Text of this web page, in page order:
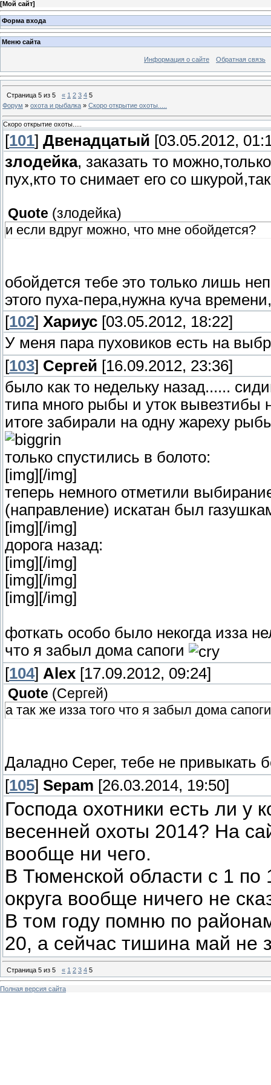
[Мой сайт]
Форма входа
Меню сайта
Информация о сайте Обратная связь
Страница 5 из 5 « 1 2 3 4 5
Форум » охота и рыбалка » Скоро открытие охоты.....
Скоро открытие охоты.....
[101] Двенадцатый [03.05.2012,
злодейка, заказать то
пух,кто то снимает его со
Quote (злодейка)
и если вдруг можно, что мне обойдется?
обойдется тебе это только лишь
этого пуха-пера,нужна куча
[102] Хариус [03.05.2012, 18:22]
У меня пара пуховиков есть на
[103] Сергей [16.09.2012, 23:36]
было как то недельку назад......
типа много рыбы и уток вывезтибы
итоге забирали на одну жареху
только спустились в болото:
[img] [/img]
теперь немного отметили
(направление) искатан был
[img] [/img]
дорога назад:
[img] [/img]
[img] [/img]
[img] [/img]
фоткать особо было некогда изза
что я забыл дома сапоги
[104] Alex [17.09.2012, 09:24]
Quote (Сергей)
а так же изза того что я забыл дома сапоги
Даладно Серег, тебе не привыкать
[105] Sepam [26.03.2014, 19:50]
Господа охотники есть ли у
весенней охоты 2014? На
вообще ни чего.
В Тюменской области с 1 по
округа вообще ничего не
В том году помню по
20, а сейчас тишина май не
Страница 5 из 5 « 1 2 3 4 5
Полная версия сайта